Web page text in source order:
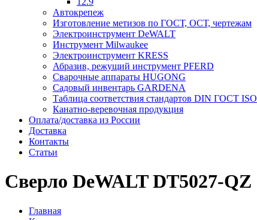
Автокрепеж
Изготовление метизов по ГОСТ, ОСТ, чертежам
Электроинструмент DeWALT
Инструмент Milwaukee
Электроинструмент KRESS
Абразив, режущий инструмент PFERD
Сварочные аппараты HUGONG
Садовый инвентарь GARDENA
Таблица соответствия стандартов DIN ГОСТ ISO
Канатно-веревочная продукция
Оплата/доставка из России
Доставка
Контакты
Статьи
Сверло DeWALT DT5027-QZ
Главная